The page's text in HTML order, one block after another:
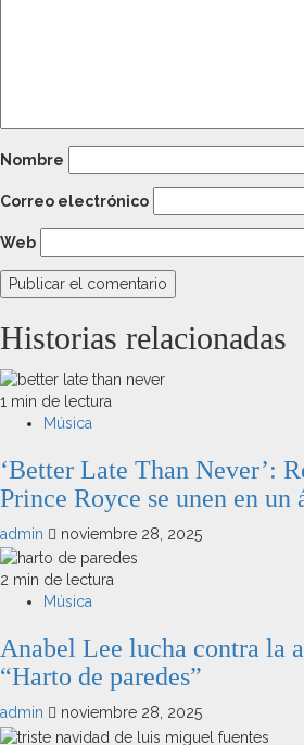
Nombre
Correo electrónico
Web
Historias relacionadas
1 min de lectura
Música
‘Better Late Than Never’:
Prince Royce se unen en un
admin noviembre 28, 2025
2 min de lectura
Música
Anabel Lee lucha contra la
“Harto de paredes”
admin noviembre 28, 2025